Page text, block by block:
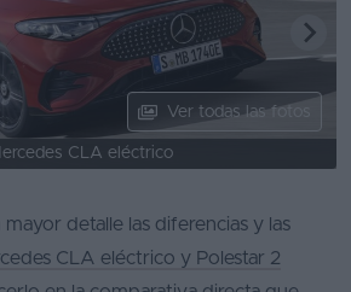
Ver todas las fotos
CLA eléctrico
mayor detalle las diferencias y las
CLA eléctrico y Polestar 2